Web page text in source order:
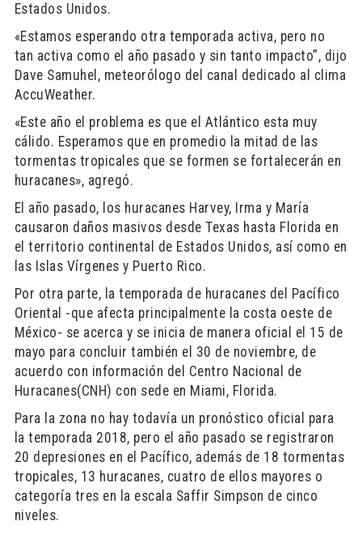
Estados Unidos.
«Estamos esperando otra temporada activa, pero no
tan activa como el año pasado y sin tanto impacto”, dijo
Dave Samuhel, meteorólogo del canal dedicado al clima
AccuWeather.
«Este año el problema es que el Atlántico esta muy
cálido. Esperamos que en promedio la mitad de las
tormentas tropicales que se formen se fortalecerán en
huracanes», agregó.
El año pasado, los huracanes Harvey, Irma y María
causaron daños masivos desde Texas hasta Florida en
el territorio continental de Estados Unidos, así como en
las Islas Vírgenes y Puerto Rico.
Por otra parte, la temporada de huracanes del Pacífico
Oriental -que afecta principalmente la costa oeste de
México- se acerca y se inicia de manera oficial el 15 de
mayo para concluir también el 30 de noviembre, de
acuerdo con información del Centro Nacional de
Huracanes(CNH) con sede en Miami, Florida.
Para la zona no hay todavía un pronóstico oficial para
la temporada 2018, pero el año pasado se registraron
20 depresiones en el Pacífico, además de 18 tormentas
tropicales, 13 huracanes, cuatro de ellos mayores o
categoría tres en la escala Saffir Simpson de cinco
niveles.